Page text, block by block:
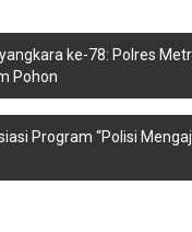
ke-78: Polres
Pohon
Program “Polisi